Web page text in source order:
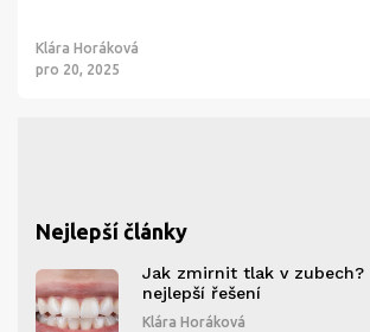
Klára Horáková
pro 20, 2025
Nejlepší články
Jak zmirnit tlak v zubech?
nejlepší řešení
Klára Horáková